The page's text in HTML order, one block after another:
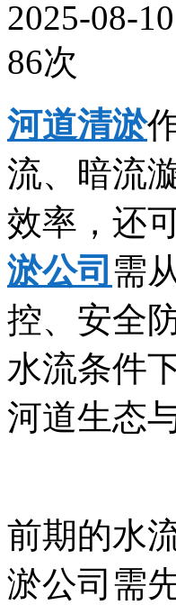
2025-08-
86次
河道清淤
流、暗流
效率，还
淤公司 需
控、安全
水流条件
河道生态
前期的水
淤公司需